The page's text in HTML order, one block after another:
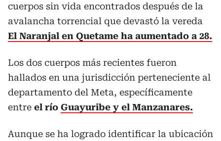
cuerpos sin vida encontrados después de la
avalancha torrencial que devastó la vereda
El Naranjal en Quetame ha aumentado a 28.
Los dos cuerpos más recientes fueron
hallados en una jurisdicción perteneciente al
departamento del Meta, específicamente
entre el río Guayuribe y el Manzanares.
Aunque se ha logrado identificar la ubicación